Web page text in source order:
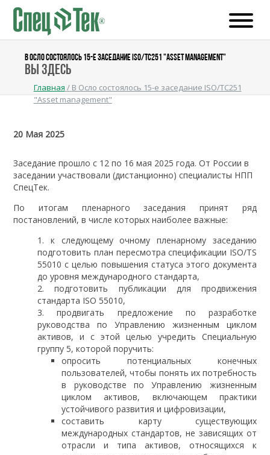
В ОСЛО СОСТОЯЛОСЬ 15-Е ЗАСЕДАНИЕ ISO/TC251 "ASSET MANAGEMENT"
Вы здесь
Главная / В Осло состоялось 15-е заседание ISO/TC251
"Asset management"
20 Мая 2025
Заседание прошло с 12 по 16 мая 2025 года. От России в
заседании участвовали (дистанционно) специалисты НПП
СпецТек.
По итогам пленарного заседания принят ряд
постановлений, в числе которых наиболее важные:
к следующему очному пленарному заседанию
подготовить план пересмотра спецификации ISO/TS
55010 с целью повышения статуса этого документа
до уровня международного стандарта,
подготовить публикации для продвижения
стандарта ISO 55010,
продвигать предложение по разработке
руководства по Управлению жизненным циклом
активов, и с этой целью учредить Специальную
группу 5, которой поручить:
опросить потенциальных конечных
пользователей, чтобы понять их потребность
в руководстве по Управлению жизненным
циклом активов, включающем практики
устойчивого развития и цифровизации,
составить карту существующих
международных стандартов, не зависящих от
отрасли и типа активов, относящихся к